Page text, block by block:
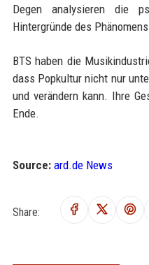
Degen analysieren die
Hintergründe des
BTS haben die
dass Popkultur nicht nur
und verändern kann. Ihre
Ende.
Source: ard.de News
Share: